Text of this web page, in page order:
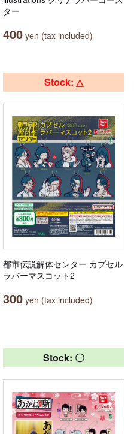
ター
400 yen (tax included)
Stock: △
都市伝説解体センター カプセル
ラバーマスコット2
300 yen (tax included)
Stock: 〇